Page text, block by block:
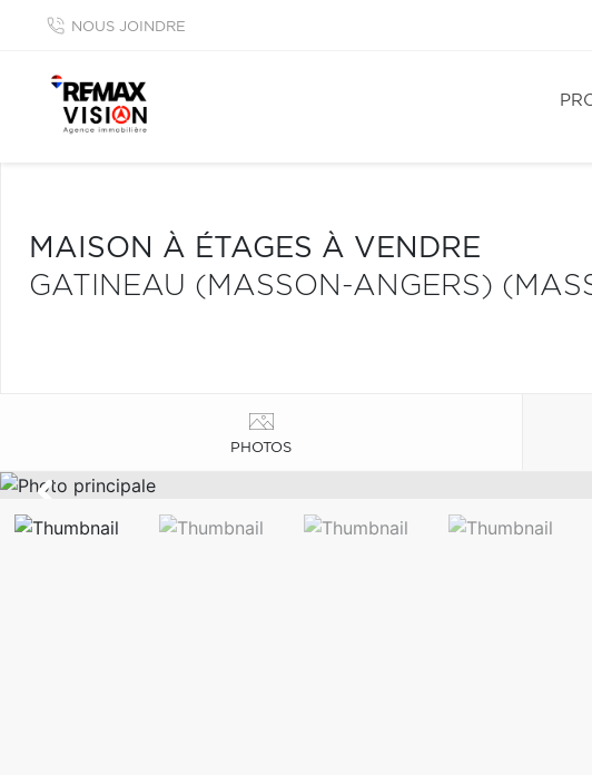
NOUS JOINDRE
MAISON À ÉTAGES À VENDRE
GATINEAU (MASSON-ANGERS)
PHOTOS